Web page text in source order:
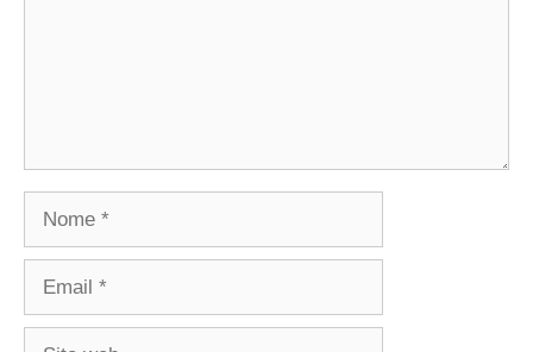
Nome
Email
Sito